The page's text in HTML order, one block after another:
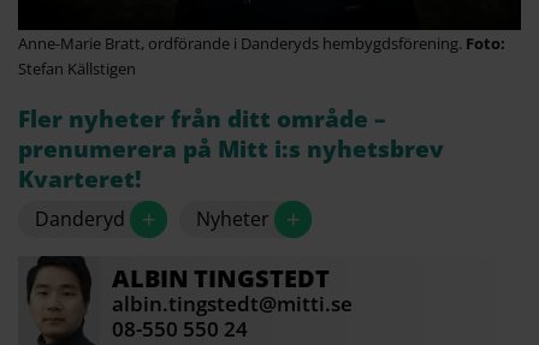
Anne-Marie Bratt, ordförande i Danderyds hembygdsförening.
Stefan Källstigen
Fler nyheter från ditt område –
prenumerera på Mitt i:s nyhetsbrev
Kvarteret!
Danderyd + Nyheter +
ALBIN TINGSTEDT
albin.tingstedt@mitti.se
08-550 550 24